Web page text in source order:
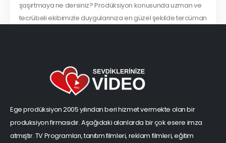
şaşırtmaya ne dersiniz? Prodüksiyon konusunda uzman ve
tecrübeli ekibimizle duygularınıza en güzel şekilde tercüman
Ege prodüksiyon 2005 yılından beri hizmet vermekte olan bir
produksiyon firmasıdır. Aşağıdaki alanlarda bir çok esere imza
atmıştır. TV Programları, tanıtım filmleri, reklam filmleri, eğitim